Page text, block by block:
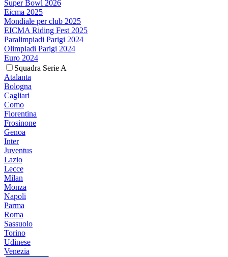
Super Bowl 2026
Eicma 2025
Mondiale per club 2025
EICMA Riding Fest 2025
Paralimpiadi Parigi 2024
Olimpiadi Parigi 2024
Euro 2024
Squadra Serie A
Atalanta
Bologna
Cagliari
Como
Fiorentina
Frosinone
Genoa
Inter
Juventus
Lazio
Lecce
Milan
Monza
Napoli
Parma
Roma
Sassuolo
Torino
Udinese
Venezia